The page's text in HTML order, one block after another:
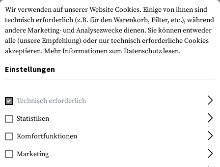
Home Tactical Gear Gestickte
Clawgear
AB Pos Bloodgroup
Patch
Wir verwenden auf unserer Website Cookies. Einige von ihnen sind
technisch erforderlich (z.B. für den Warenkorb, Filter, etc.), während
andere Marketing- und Analysezwecke dienen. Sie können entweder
alle (unsere Empfehlung) oder nur technisch erforderliche Cookies
akzeptieren. Mehr Informationen zum Datenschutz lesen.
Einstellungen
Technisch erforderlich
Statistiken
Komfortfunktionen
Marketing